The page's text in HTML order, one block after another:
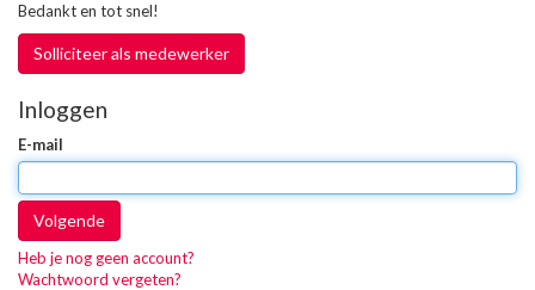
Bedankt en tot snel!
Solliciteer als medewerker
Inloggen
E-mail
Volgende
Heb je nog geen account?
Wachtwoord vergeten?